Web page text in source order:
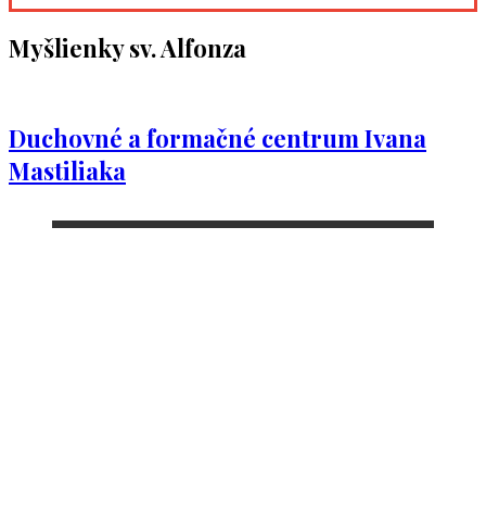
Myšlienky sv. Alfonza
Duchovné a formačné centrum Ivana
Mastiliaka